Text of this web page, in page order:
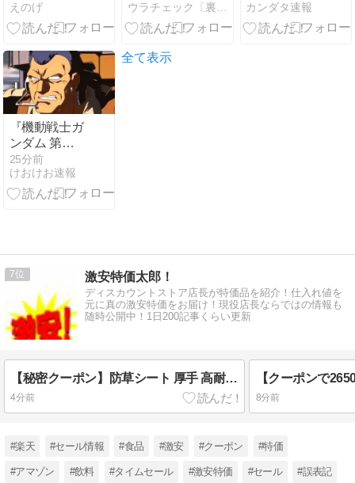
を令和に作詞
してたらこう
えのげ
背面に貼るだ
けの高品質ミ
Mirror」がクラ
ウラチェック〔裏チェック〕
名前わかるや
ついる？
カンダタ速報
『機動戦士ガ
ンダム 第
08MS小隊』
サンダースは
頼れる男
25分前
けおけお速報
全て表示
7 激安特価太郎！
ディスカウントストア店長が特価品を紹介！仕入れ値を
元に真の激安特価をお届け！現役店長ならではの情報も
随時公開中！1日200記事くらい更新
【秘密クーポン】防草シート 厚手 高耐久 1×10M 916円！
4分前 8分前
#楽天 #セール情報 #食品 #激安 #クーポン #特価
#アマゾン #飲料 #タイムセール #激安特価 #セール #誤表記